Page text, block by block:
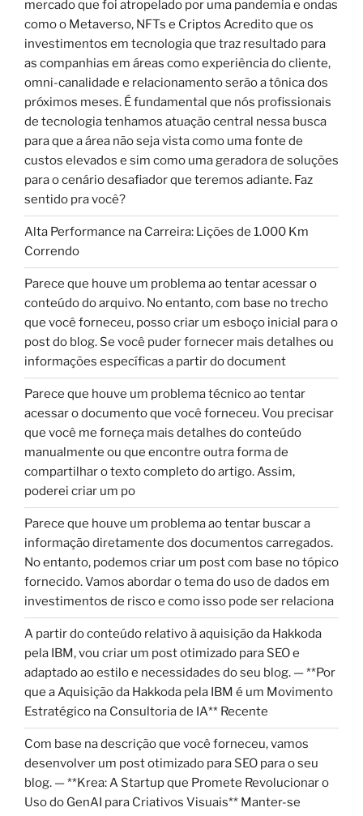
mercado que foi atropelado por uma pandemia e ondas
como o Metaverso, NFTs e Criptos Acredito que os
investimentos em tecnologia que traz resultado para
as companhias em áreas como experiência do cliente,
omni-canalidade e relacionamento serão a tônica dos
próximos meses. É fundamental que nós profissionais
de tecnologia tenhamos atuação central nessa busca
para que a área não seja vista como uma fonte de
custos elevados e sim como uma geradora de soluções
para o cenário desafiador que teremos adiante. Faz
sentido pra você?
Alta Performance na Carreira: Lições de 1.000 Km
Correndo
Parece que houve um problema ao tentar acessar o
conteúdo do arquivo. No entanto, com base no trecho
que você forneceu, posso criar um esboço inicial para o
post do blog. Se você puder fornecer mais detalhes ou
informações específicas a partir do document
Parece que houve um problema técnico ao tentar
acessar o documento que você forneceu. Vou precisar
que você me forneça mais detalhes do conteúdo
manualmente ou que encontre outra forma de
compartilhar o texto completo do artigo. Assim,
poderei criar um po
Parece que houve um problema ao tentar buscar a
informação diretamente dos documentos carregados.
No entanto, podemos criar um post com base no tópico
fornecido. Vamos abordar o tema do uso de dados em
investimentos de risco e como isso pode ser relaciona
A partir do conteúdo relativo à aquisição da Hakkoda
pela IBM, vou criar um post otimizado para SEO e
adaptado ao estilo e necessidades do seu blog. — **Por
que a Aquisição da Hakkoda pela IBM é um Movimento
Estratégico na Consultoria de IA** Recente
Com base na descrição que você forneceu, vamos
desenvolver um post otimizado para SEO para o seu
blog. — **Krea: A Startup que Promete Revolucionar o
Uso do GenAI para Criativos Visuais** Manter-se